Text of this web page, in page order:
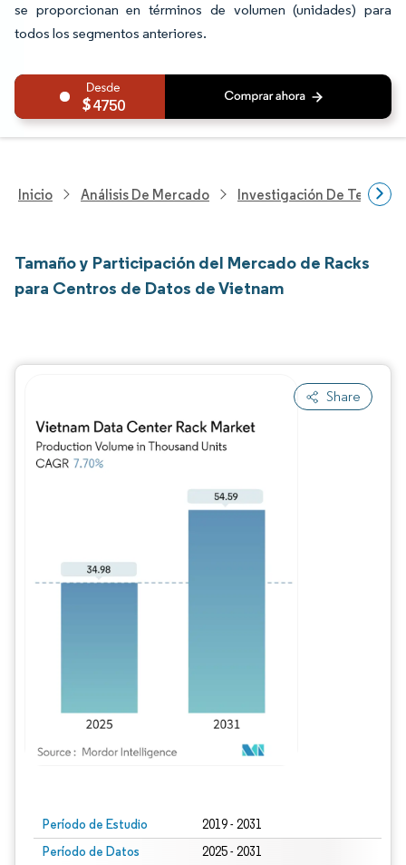
se proporcionan en términos de volumen (unidades) para
todos los segmentos anteriores.
4750
Inicio Análisis De Mercado Investigación De
Tamaño y Participación del Mercado de Racks
para Centros de Datos de Vietnam
Share
Período de Estudio 2019 - 2031
Período de Datos
2025 - 2031